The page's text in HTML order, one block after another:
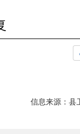
信息来源： 县